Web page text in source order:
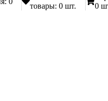
товары: 0 шт.
0